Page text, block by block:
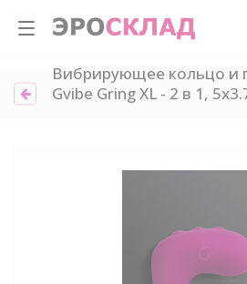
Вибрирующее кольцо и
Gvibe Gring XL - 2 в 1,